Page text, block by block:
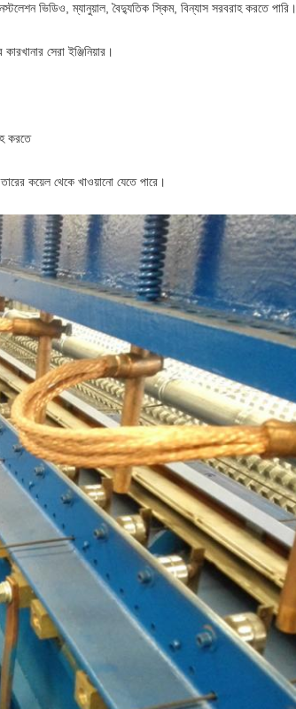
ভিডিও, ম্যানুয়াল, বৈদ্যুতিক স্কিম, বিন্যাস সরবরাহ করতে পারি।
সেরা ইঞ্জিনিয়ার।
করতে
কয়েল থেকে খাওয়ানো যেতে পারে।